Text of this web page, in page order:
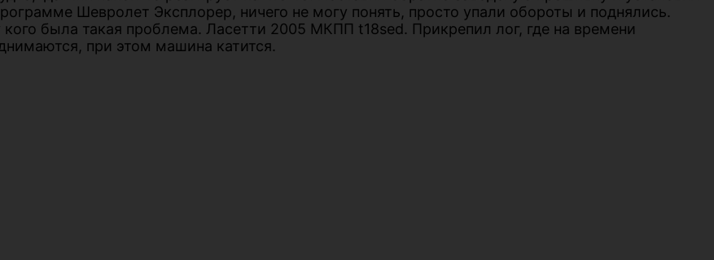
Шевролет Эксплорер, ничего не могу понять, просто упали обороты и поднялись.
была такая проблема. Ласетти 2005 МКПП t18sed. Прикрепил лог, где на времени
при этом машина катится.